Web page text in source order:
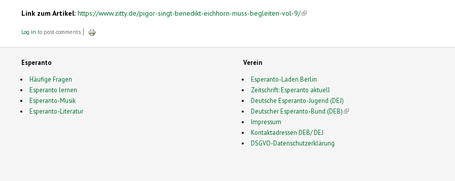
Link zum Artikel: https://www.zitty.de/pigor-singt-benedikt-eichhorn-muss-begleiten-vol-9/(link is external)
Log in to post comments
Esperanto
Häufige Fragen
Esperanto lernen
Esperanto-Musik
Esperanto-Literatur
Verein
Esperanto-Laden Berlin
Zeitschrift: Esperanto aktuell
Deutsche Esperanto-Jugend (DEJ)
Deutscher Esperanto-Bund (DEB)(link is external)
Impressum
Kontaktadressen DEB/ DEJ
DSGVO-Datenschutzerklärung